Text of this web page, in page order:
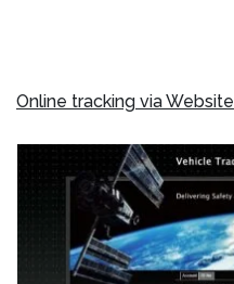
Online tracking via Website